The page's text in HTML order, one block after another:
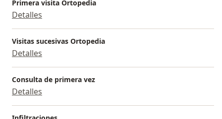
Primera visita Ortopedia
Detalles
Visitas sucesivas Ortopedia
Detalles
Consulta de primera vez
Detalles